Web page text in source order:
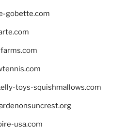
gobette.com
toys-squishmallows.com
usa.com